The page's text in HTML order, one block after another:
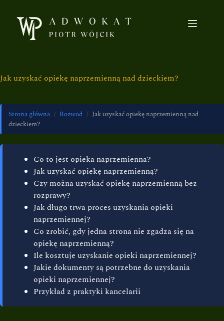
Jak uzyskać opiekę naprzemienną nad dzieckiem?
Strona główna / Rozwod / Jak uzyskać opiekę naprzemienną nad
dzieckiem?
Co to jest opieka naprzemienna?
Jak uzyskać opiekę naprzemienną?
Czy można uzyskać opiekę naprzemienną bez
rozprawy?
Jak długo trwa proces uzyskania opieki
naprzemiennej?
Co zrobić, gdy jedna strona nie zgadza się na
opiekę naprzemienną?
Ile kosztuje uzyskanie opieki naprzemiennej?
Jakie dokumenty są potrzebne do uzyskania
opieki naprzemiennej?
Przykład z praktyki kancelarii